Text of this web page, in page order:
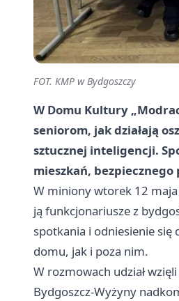
FOT. KMP w Bydgoszczy
W Domu Kultury
seniorom, jak działają
sztucznej inteligencji.
mieszkań,
W miniony wtorek 12 maja
ją funkcjonariusze z
spotkania i odniesienie
domu, jak i poza nim.
W rozmowach udział
Bydgoszcz-Wyżyny